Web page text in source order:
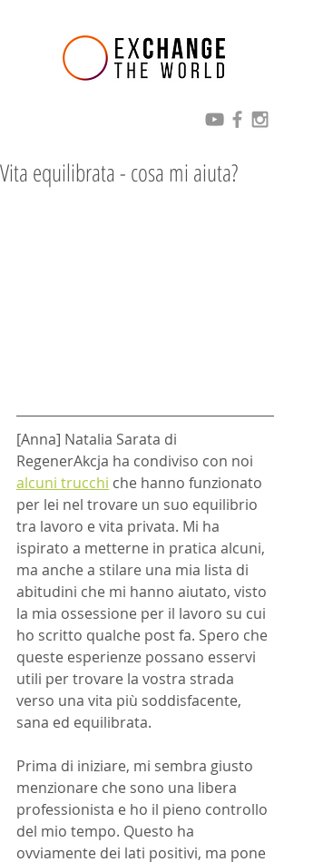
Vita equilibrata - cosa mi aiuta?
[Anna] Natalia Sarata di
RegenerAkcja ha condiviso con noi
alcuni trucchi che hanno funzionato
per lei nel trovare un suo equilibrio
tra lavoro e vita privata. Mi ha
ispirato a metterne in pratica alcuni,
ma anche a stilare una mia lista di
abitudini che mi hanno aiutato, visto
la mia ossessione per il lavoro su cui
ho scritto qualche post fa. Spero che
queste esperienze possano esservi
utili per trovare la vostra strada
verso una vita più soddisfacente,
sana ed equilibrata.
Prima di iniziare, mi sembra giusto
menzionare che sono una libera
professionista e ho il pieno controllo
del mio tempo. Questo ha
ovviamente dei lati positivi, ma pone